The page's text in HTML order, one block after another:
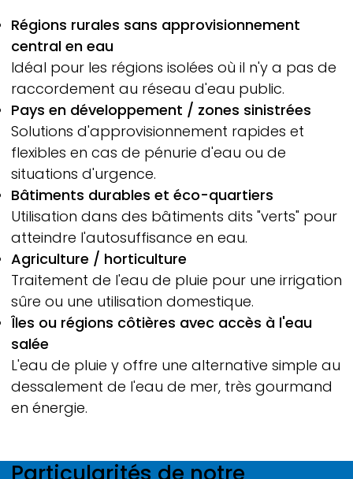
Régions rurales sans approvisionnement
central en eau
Idéal pour les régions isolées où il n'y a pas de
raccordement au réseau d'eau public.
Pays en développement / zones sinistrées
Solutions d'approvisionnement rapides et
flexibles en cas de pénurie d'eau ou de
situations d'urgence.
Bâtiments durables et éco-quartiers
Utilisation dans des bâtiments dits "verts" pour
atteindre l'autosuffisance en eau.
Agriculture / horticulture
Traitement de l'eau de pluie pour une irrigation
sûre ou une utilisation domestique.
Îles ou régions côtières avec accès à l'eau
salée
L'eau de pluie y offre une alternative simple au
dessalement de l'eau de mer, très gourmand
en énergie.
Particularités de notre